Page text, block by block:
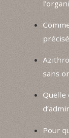
sans
Quelle
Pour